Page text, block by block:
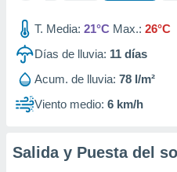
T. Media: 21°C Max.: 26°C
Días de lluvia: 11 días
Acum. de lluvia: 78 l/m²
Viento medio: 6 km/h
Salida y Puesta del sol